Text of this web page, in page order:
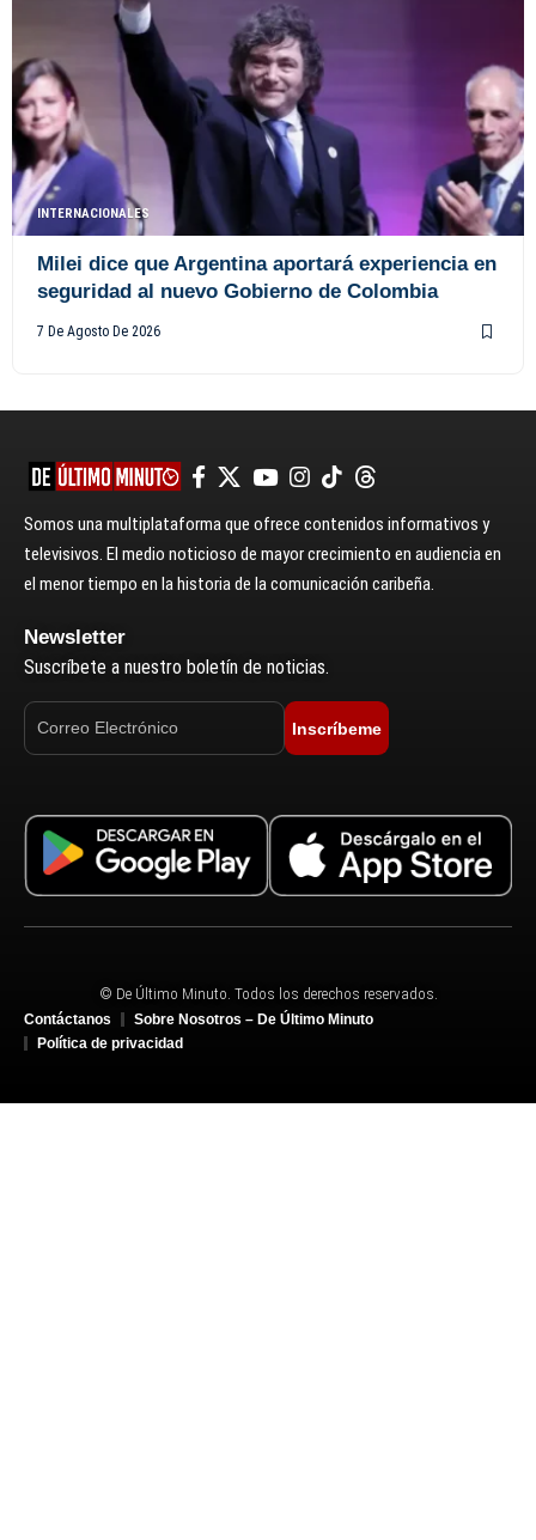
INTERNACIONALES
Milei dice que Argentina aportará experiencia en
seguridad al nuevo Gobierno de Colombia
7 De Agosto De 2026
Somos una multiplataforma que ofrece contenidos informativos y
televisivos. El medio noticioso de mayor crecimiento en audiencia en
el menor tiempo en la historia de la comunicación caribeña.
Newsletter
Suscríbete a nuestro boletín de noticias.
Inscríbeme
© De Último Minuto. Todos los derechos reservados.
Contáctanos
Sobre Nosotros – De Último Minuto
Política de privacidad